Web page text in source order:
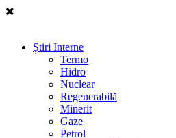
Știri Interne
Termo
Hidro
Nuclear
Regenerabilă
Minerit
Gaze
Petrol